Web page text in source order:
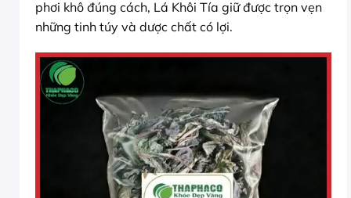
phơi khô đúng cách, Lá Khôi Tía giữ được trọn vẹn
những tinh túy và dược chất có lợi.